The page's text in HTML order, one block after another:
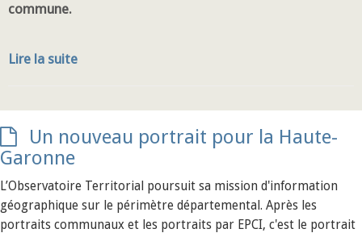
commune.
Lire la suite
Un nouveau portrait pour la Haute-
Garonne
L’Observatoire Territorial poursuit sa mission d'information
géographique sur le périmètre départemental. Après les
portraits communaux et les portraits par EPCI, c'est le portrait